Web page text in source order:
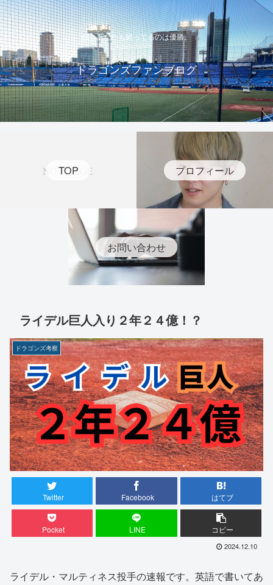
僕もあなたも願ってるのは優勝。
ドラゴンズファンブログ
TOP プロフィール
お問い合わせ
ライデル巨人入り２年２４億！？
ドラゴンズ考察
Twitter Facebook はてブ
Pocket LINE コピー
2024.12.10
ライデル・マルティネス投手の速報です。英語で書いてあ